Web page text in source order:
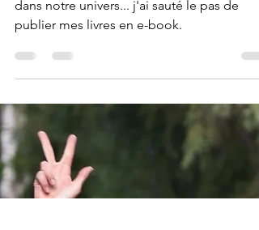
E-book ou
pas e-book
À l'heure où le numérique se fait la part
dans notre univers... j'ai sauté le pas de
publier mes livres en e-book.